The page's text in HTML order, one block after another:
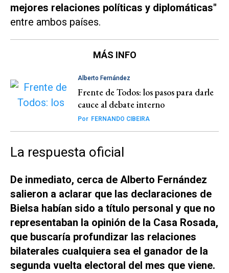
mejores relaciones políticas y diplomáticas"
entre ambos países.
MÁS INFO
Alberto Fernández
Frente de Todos: los pasos para darle
cauce al debate interno
Por FERNANDO CIBEIRA
La respuesta oficial
De inmediato, cerca de Alberto Fernández
salieron a aclarar que las declaraciones de
Bielsa habían sido a título personal y que no
representaban la opinión de la Casa Rosada,
que buscaría profundizar las relaciones
bilaterales cualquiera sea el ganador de la
segunda vuelta electoral del mes que viene.